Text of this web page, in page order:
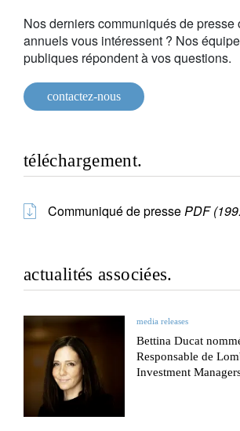
Nos derniers communiqués de presse
annuels vous intéressent ? Nos
publiques répondent à vos questions.
contactez-nous
téléchargement.
Communiqué de pressePDF
actualités associées.
media releases
Bettina Ducat
Responsable de
Investment